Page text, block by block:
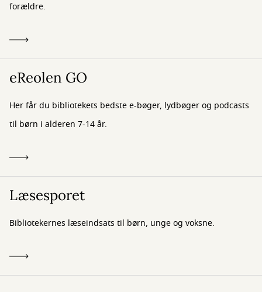
forældre.
eReolen GO
Her får du bibliotekets bedste e-bøger, lydbøger og podcasts
til børn i alderen 7-14 år.
Læsesporet
Bibliotekernes læseindsats til børn, unge og voksne.